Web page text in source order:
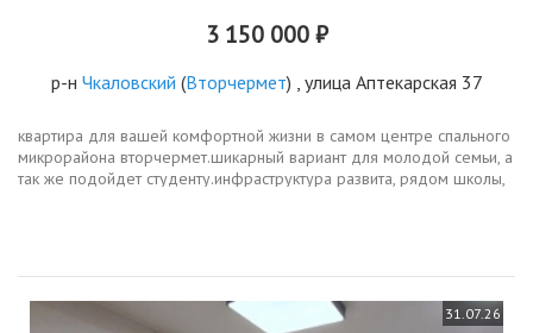
3 150 000 ₽
р-н Чкаловский (Вторчермет) , улица Аптекарская 37
квартира для вашей комфортной жизни в самом центре спального
микрорайона вторчермет.шикарный вариант для молодой семьи, а
так же подойдет студенту.инфраструктура развита, рядом школы,
31.07.26